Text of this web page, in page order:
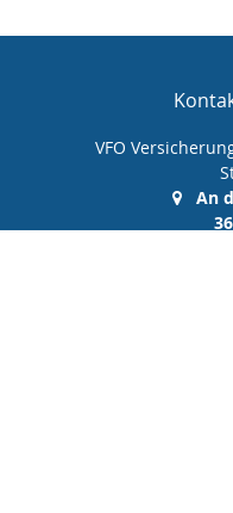
VFO
An